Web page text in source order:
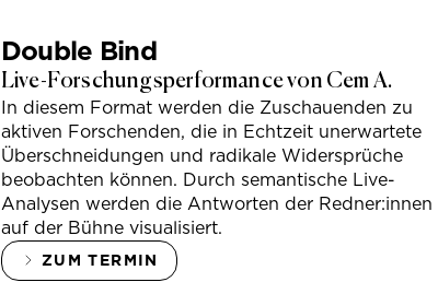
Double Bind
Live-Forschungsperformance von Cem A.
In diesem Format werden die Zuschauenden zu
aktiven Forschenden, die in Echtzeit unerwartete
Überschneidungen und radikale Widersprüche
beobachten können. Durch semantische Live-
Analysen werden die Antworten der Redner:innen
auf der Bühne visualisiert.
ZUM TERMIN